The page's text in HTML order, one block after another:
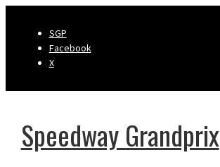
SGP
Facebook
X
Speedway Grandprix